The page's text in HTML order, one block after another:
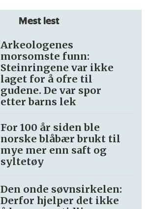
Mest lest
Arkeologenes
morsomste funn:
Steinringene var ikke
laget for å ofre til
gudene. De var spor
etter barns lek
For 100 år siden ble
norske blåbær brukt til
mye mer enn saft og
syltetøy
Den onde søvnsirkelen:
Derfor hjelper det ikke